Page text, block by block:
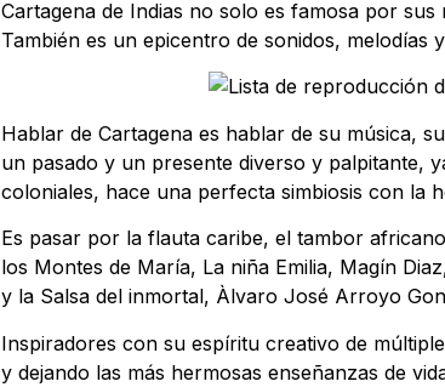
Cartagena de Indias no solo es famosa por
También es un epicentro de sonidos, melodías
Hablar de Cartagena es hablar de su música,
un pasado y un presente diverso y palpitante,
coloniales, hace una perfecta simbiosis con la
Es pasar por la flauta caribe, el tambor
los Montes de María, La niña Emilia, Magín
y la Salsa del inmortal, Àlvaro José Arroyo
Inspiradores con su espíritu creativo de
y dejando las más hermosas enseñanzas de